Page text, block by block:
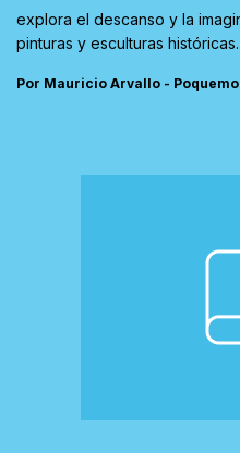
explora el descanso y la
pinturas y esculturas
Por Mauricio Arvallo -